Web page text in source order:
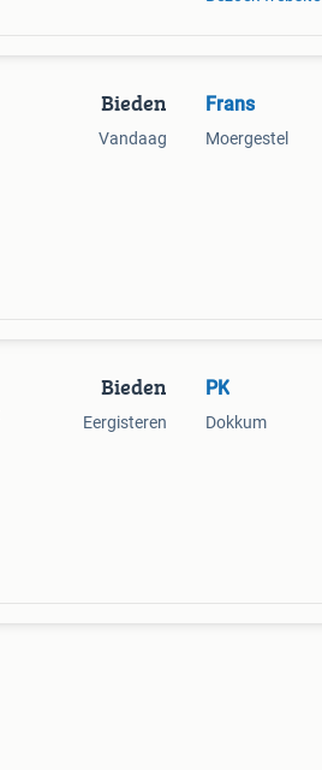
Bieden
Vandaag
Frans
Moergestel
Bieden
Eergisteren
PK
Dokkum